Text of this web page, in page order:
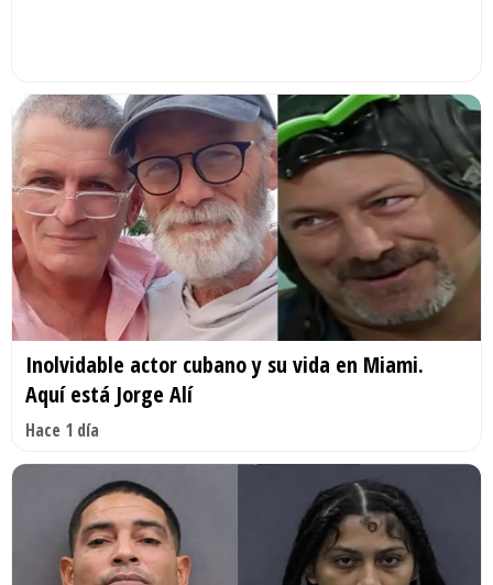
Inolvidable actor cubano y su vida en Miami.
Aquí está Jorge Alí
Hace 1 día